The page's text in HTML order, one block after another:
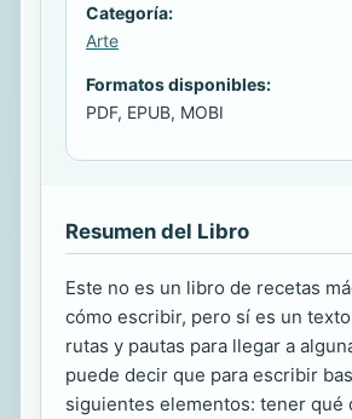
Categoría:
Arte
Formatos disponibles:
PDF, EPUB, MOBI
Resumen del Libro
Este no es un libro de recetas
cómo escribir, pero sí es un
rutas y pautas para llegar a
puede decir que para escribir
siguientes elementos: tener qué